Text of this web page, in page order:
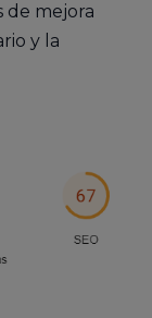
de mejora
y la